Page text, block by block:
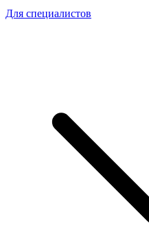
Для специалистов